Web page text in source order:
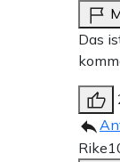
Das
Rike